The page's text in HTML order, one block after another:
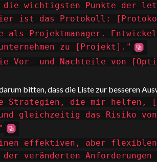
die wichtigsten Punkte der
Hier ist das Protokoll:
als Projektmanager.
zu [Projekt]."
Vor- und Nachteile von
bitten, dass die Liste zur besseren
Strategien, die mir helfen,
und gleichzeitig das Risiko
effektiven, aber
veränderten Anforderungen